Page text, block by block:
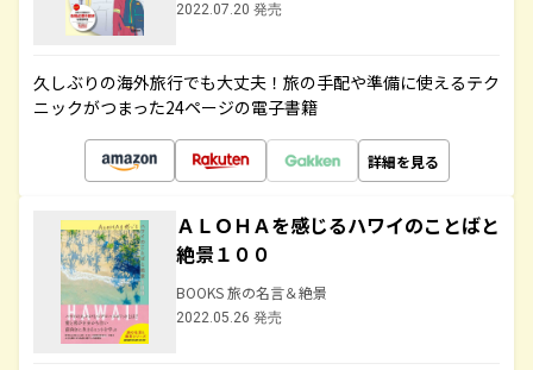
2022.07.20 発売
久しぶりの海外旅行でも大丈夫！旅の手配や準備に使えるテク
ニックがつまった24ページの電子書籍
詳細を見る
ＡＬＯＨＡを感じるハワイのことばと
絶景１００
BOOKS 旅の名言＆絶景
2022.05.26 発売